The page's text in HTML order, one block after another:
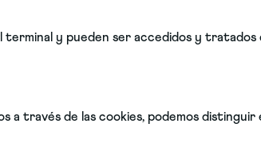
terminal y pueden ser accedidos y
a través de las cookies, podemos distinguir